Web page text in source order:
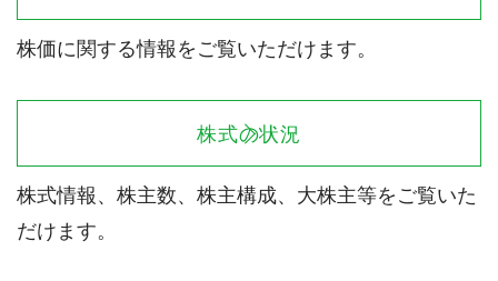
株価に関する情報をご覧いただけます。
株式の状況
株式情報、株主数、株主構成、大株主等をご覧いた
だけます。